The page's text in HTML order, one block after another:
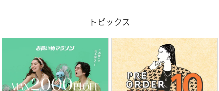
トピックス